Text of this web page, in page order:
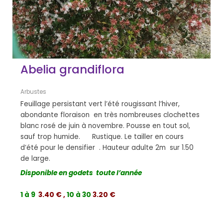
Abelia grandiflora
Arbustes
Feuillage persistant vert l’été rougissant l’hiver,
abondante floraison en très nombreuses clochettes
blanc rosé de juin à novembre. Pousse en tout sol,
sauf trop humide. Rustique. Le tailler en cours
d’été pour le densifier . Hauteur adulte 2m sur 1.50
de large.
Disponible en godets toute l’année
1 à 9 3.40 € ,10 à 30 3.20 €